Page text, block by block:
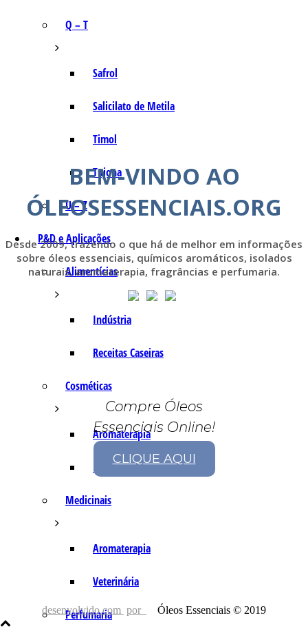
Q – T
Safrol
Salicilato de Metila
Timol
Tujona
U – Z
P&D e Aplicações
Alimentícias
Indústria
Receitas Caseiras
Cosméticas
Aromaterapia
Fórmulas Caseiras
Medicinais
Aromaterapia
Veterinária
Perfumaria
BEM-VINDO AO
ÓLEOSESSENCIAIS.ORG
Desde 2009, trazendo o que há de melhor em informações
sobre óleos essenciais, químicos aromáticos, isolados
naturais, aromaterapia, fragrâncias e perfumaria.
Compre Óleos
Essenciais Online!
CLIQUE AQUI
desenvolvido com por Óleos Essenciais © 2019